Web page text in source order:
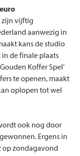
zijn vijftig
aanwezig in
kans de studio
de finale plaats
Koffer Spel’
te openen, maakt
oplopen tot wel
ook nog door
Ergens in
op zondagavond